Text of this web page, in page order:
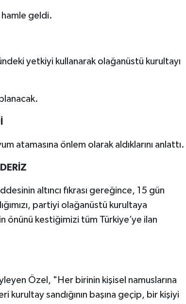
hamle geldi.
yetkiyi kullanarak olağanüstü kurultayı
atamasına önlem olarak aldıklarını anlattı.
altıncı fıkrası gereğince, 15 gün
partiyi olağanüstü kurultaya
kestiğimizi tüm Türkiye’ye ilan
Özel, "Her birinin kişisel namuslarına
kurultay sandığının başına geçip, bir kişiyi